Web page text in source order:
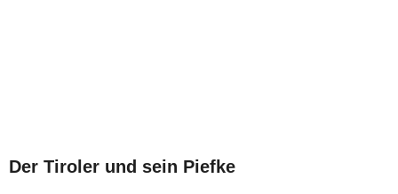
Der Tiroler und sein Piefke